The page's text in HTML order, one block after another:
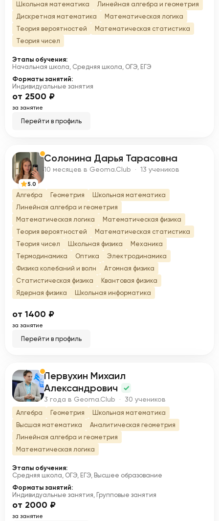
Школьная математика
Линейная алгебра и геометрия
Дискретная математика
Математическая логика
Теория вероятностей
Математическая статистика
Теория чисел
Этапы обучения:
Начальная школа, Средняя школа, ОГЭ, ЕГЭ
Форматы занятий:
Индивидуальные занятия
от 2500 ₽
за занятие
Перейти в профиль
С
5.0
Солонина Дарья Тарасовна
10 месяцев в Geoma.Club · 13 учеников
Алгебра Геометрия
Школьная математика
Линейная алгебра и геометрия
Математическая логика
Математическая физика
Теория вероятностей
Математическая статистика
Теория чисел
Школьная физика
Механика
Термодинамика
Оптика
Электродинамика
Физика колебаний и волн
Атомная физика
Статистическая физика
Квантовая физика
Ядерная физика
Школьная информатика
от 1400 ₽
за занятие
Перейти в профиль
П
Первухин Михаил
Александрович
3 года в Geoma.Club · 30 учеников
Алгебра Геометрия
Школьная математика
Высшая математика
Аналитическая геометрия
Линейная алгебра и геометрия
Математическая логика
Этапы обучения:
Средняя школа, ОГЭ, ЕГЭ, Высшее образование
Форматы занятий:
Индивидуальные занятия, Групповые занятия
от 2000 ₽
за занятие